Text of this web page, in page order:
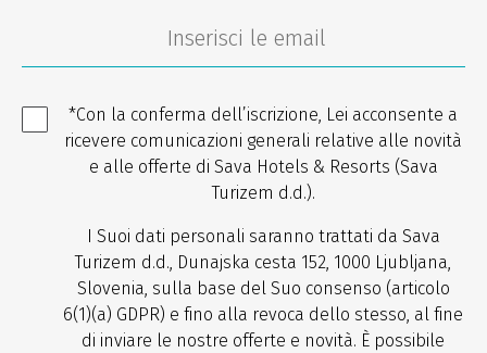
*Con la conferma dell’iscrizione, Lei acconsente a
ricevere comunicazioni generali relative alle novità
e alle offerte di Sava Hotels & Resorts (Sava
Turizem d.d.).
I Suoi dati personali saranno trattati da Sava
Turizem d.d., Dunajska cesta 152, 1000 Ljubljana,
Slovenia, sulla base del Suo consenso (articolo
6(1)(a) GDPR) e fino alla revoca dello stesso, al fine
di inviare le nostre offerte e novità. È possibile